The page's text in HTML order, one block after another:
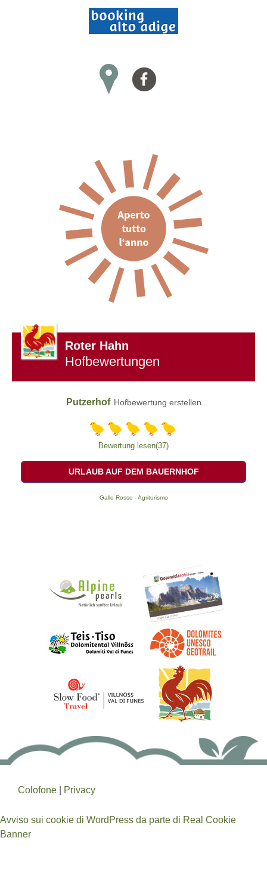
Roter Hahn
Hofbewertungen
Putzerhof Hofbewertung erstellen
Bewertung lesen(37)
URLAUB AUF DEM BAUERNHOF
Gallo Rosso - Agriturismo
Colofone Privacy
Avviso sui cookie di WordPress da parte di Real Cookie
Banner